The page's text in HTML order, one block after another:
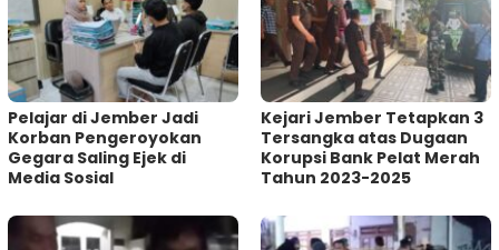
Pelajar di Jember Jadi
Korban Pengeroyokan
Gegara Saling Ejek di
Media Sosial
Kejari Jember Tetapkan 3
Tersangka atas Dugaan
Korupsi Bank Pelat Merah
Tahun 2023-2025